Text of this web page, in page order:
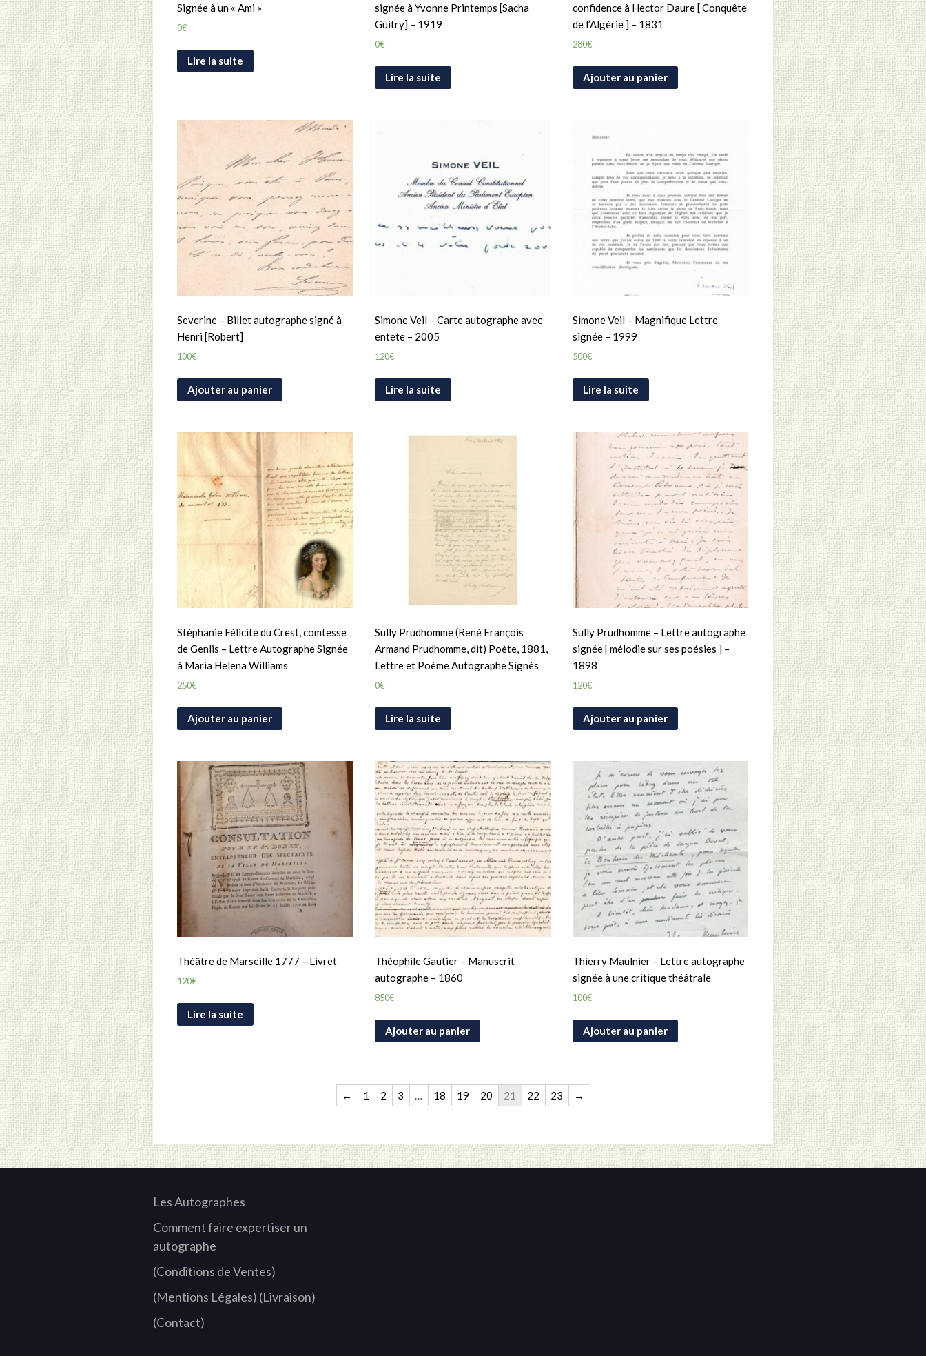
Signée à un « Ami »
0€
Lire la suite
signée à Yvonne Printemps [Sacha
Guitry] – 1919
0€
Lire la suite
confidence à Hector Daure [ Conquête
de l’Algérie ] – 1831
280€
Ajouter au panier
Severine – Billet autographe signé à
Henri [Robert]
100€
Ajouter au panier
Simone Veil – Carte autographe avec
entete – 2005
120€
Lire la suite
Simone Veil – Magnifique Lettre
signée – 1999
500€
Lire la suite
Stéphanie Félicité du Crest, comtesse
de Genlis – Lettre Autographe Signée
à Maria Helena Williams
250€
Ajouter au panier
Sully Prudhomme (René François
Armand Prudhomme, dit) Poète, 1881,
Lettre et Poème Autographe Signés
0€
Lire la suite
Sully Prudhomme – Lettre autographe
signée [ mélodie sur ses poésies ] –
1898
120€
Ajouter au panier
Théâtre de Marseille 1777 – Livret
120€
Lire la suite
Théophile Gautier – Manuscrit
autographe – 1860
850€
Ajouter au panier
Thierry Maulnier – Lettre autographe
signée à une critique théâtrale
100€
Ajouter au panier
← 1 2 3 … 18 19 20 21 22 23 →
Les Autographes
Comment faire expertiser un
autographe
(Conditions de Ventes)
(Mentions Légales) (Livraison)
(Contact)